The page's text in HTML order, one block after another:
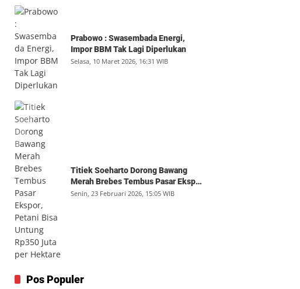
Prabowo : Swasembada Energi,
Impor BBM Tak Lagi Diperlukan
Selasa, 10 Maret 2026, 16:31 WIB
Titiek Soeharto Dorong Bawang
Merah Brebes Tembus Pasar Ekspor,
Petani Bisa Untung Rp350 Juta per
Senin, 23 Februari 2026, 15:05 WIB
Pos Populer
1
Nobel